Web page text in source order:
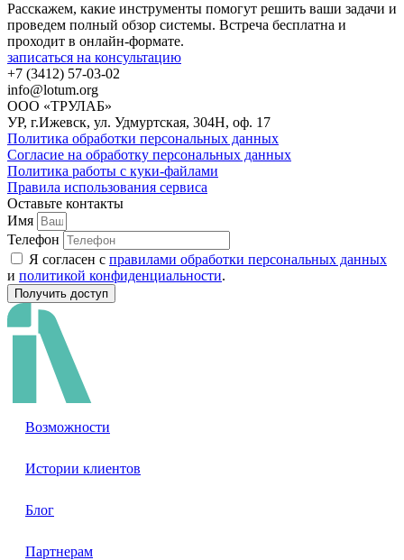
Расскажем, какие инструменты помогут решить ваши задачи и
проведем полный обзор системы. Встреча бесплатна и
проходит в онлайн-формате.
записаться на консультацию
+7 (3412) 57-03-02
info@lotum.org
ООО «ТРУЛАБ»
УР, г.Ижевск, ул. Удмуртская, 304Н, оф. 17
Политика обработки персональных данных
Согласие на обработку персональных данных
Политика работы с куки-файлами
Правила использования сервиса
Оставьте контакты
Имя
Телефон
Я согласен с правилами обработки персональных данных
и политикой конфиденциальности.
Получить доступ
Возможности
Истории клиентов
Блог
Партнерам